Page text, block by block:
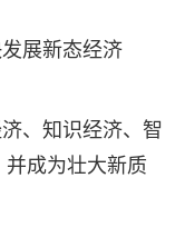
展新态经济
、知识经济、智
成为壮大新质